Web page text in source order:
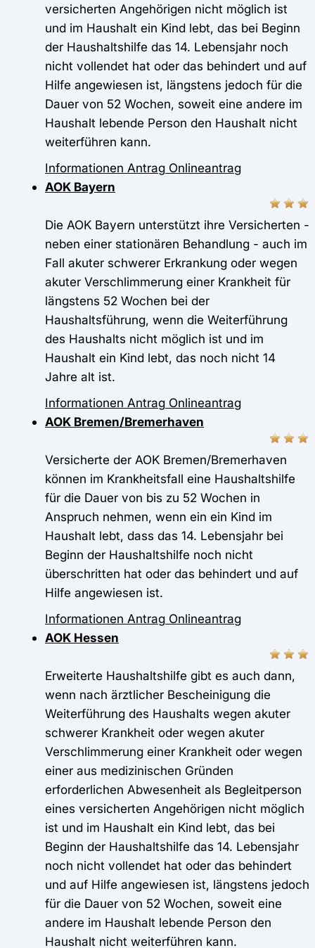
versicherten Angehörigen nicht möglich ist
und im Haushalt ein Kind lebt, das bei Beginn
der Haushaltshilfe das 14. Lebensjahr noch
nicht vollendet hat oder das behindert und auf
Hilfe angewiesen ist, längstens jedoch für die
Dauer von 52 Wochen, soweit eine andere im
Haushalt lebende Person den Haushalt nicht
weiterführen kann.
Informationen Antrag Onlineantrag
AOK Bayern
Die AOK Bayern unterstützt ihre Versicherten -
neben einer stationären Behandlung - auch im
Fall akuter schwerer Erkrankung oder wegen
akuter Verschlimmerung einer Krankheit für
längstens 52 Wochen bei der
Haushaltsführung, wenn die Weiterführung
des Haushalts nicht möglich ist und im
Haushalt ein Kind lebt, das noch nicht 14
Jahre alt ist.
Informationen Antrag Onlineantrag
AOK Bremen/Bremerhaven
Versicherte der AOK Bremen/Bremerhaven
können im Krankheitsfall eine Haushaltshilfe
für die Dauer von bis zu 52 Wochen in
Anspruch nehmen, wenn ein ein Kind im
Haushalt lebt, dass das 14. Lebensjahr bei
Beginn der Haushaltshilfe noch nicht
überschritten hat oder das behindert und auf
Hilfe angewiesen ist.
Informationen Antrag Onlineantrag
AOK Hessen
Erweiterte Haushaltshilfe gibt es auch dann,
wenn nach ärztlicher Bescheinigung die
Weiterführung des Haushalts wegen akuter
schwerer Krankheit oder wegen akuter
Verschlimmerung einer Krankheit oder wegen
einer aus medizinischen Gründen
erforderlichen Abwesenheit als Begleitperson
eines versicherten Angehörigen nicht möglich
ist und im Haushalt ein Kind lebt, das bei
Beginn der Haushaltshilfe das 14. Lebensjahr
noch nicht vollendet hat oder das behindert
und auf Hilfe angewiesen ist, längstens jedoch
für die Dauer von 52 Wochen, soweit eine
andere im Haushalt lebende Person den
Haushalt nicht weiterführen kann.